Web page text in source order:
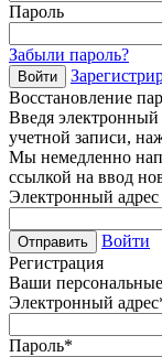
Пароль
Забыли пароль?
Войти
Восстановление
Введя электронный
учетной записи,
Мы немедленно
ссылкой на ввод
Электронный адрес
Отправить
Войти
Регистрация
Ваши
Электронный адрес
Пароль*